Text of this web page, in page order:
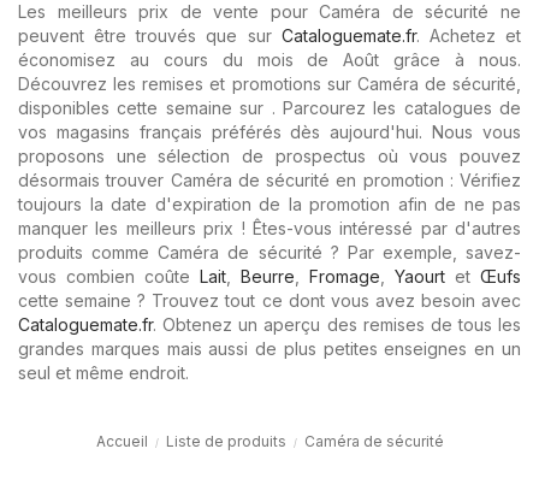
Les meilleurs prix de vente pour Caméra de sécurité ne
peuvent être trouvés que sur Cataloguemate.fr. Achetez et
économisez au cours du mois de Août grâce à nous.
Découvrez les remises et promotions sur Caméra de sécurité,
disponibles cette semaine sur . Parcourez les catalogues de
vos magasins français préférés dès aujourd'hui. Nous vous
proposons une sélection de prospectus où vous pouvez
désormais trouver Caméra de sécurité en promotion : Vérifiez
toujours la date d'expiration de la promotion afin de ne pas
manquer les meilleurs prix ! Êtes-vous intéressé par d'autres
produits comme Caméra de sécurité ? Par exemple, savez-
vous combien coûte Lait Beurre Fromage Yaourt et Œufs
cette semaine ? Trouvez tout ce dont vous avez besoin avec
Cataloguemate.fr. Obtenez un aperçu des remises de tous les
grandes marques mais aussi de plus petites enseignes en un
seul et même endroit.
Accueil Liste de produits Caméra de sécurité